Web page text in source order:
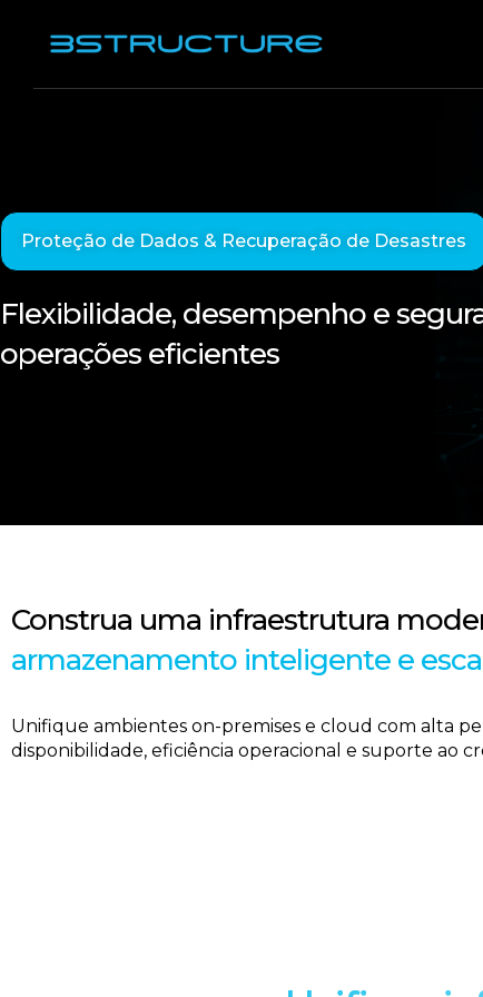
Proteção de Dados & Recuperação de Desastres
Flexibilidade, desempenho e
operações eficientes
Construa uma infraestrutura
armazenamento inteligente e
Unifique ambientes on-premises e cloud com alta
disponibilidade, eficiência operacional e suporte ao